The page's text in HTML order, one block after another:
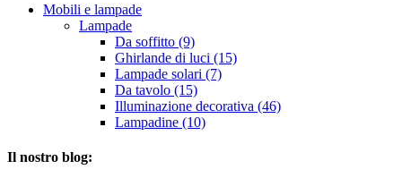
Mobili e lampade
Lampade
Da soffitto (9)
Ghirlande di luci (15)
Lampade solari (7)
Da tavolo (15)
Illuminazione decorativa (46)
Lampadine (10)
Il nostro blog: